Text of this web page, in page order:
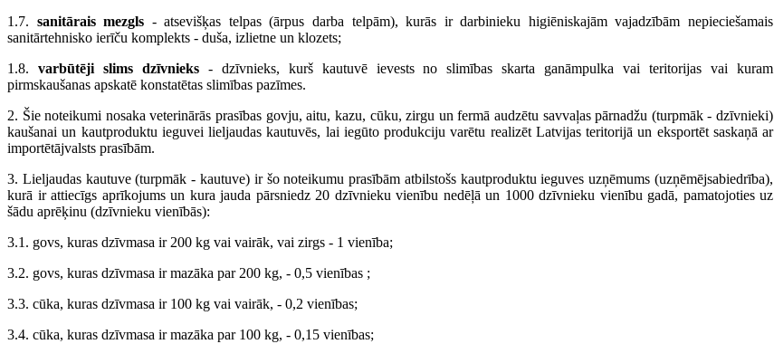
1.7. sanitārais mezgls - atsevišķas telpas (ārpus darba telpām), kurās ir darbinieku higiēniskajām vajadzībām nepieciešamais
sanitārtehnisko ierīču komplekts - duša, izlietne un klozets;
1.8. varbūtēji slims dzīvnieks- dzīvnieks, kurš kautuvē ievests no slimības skarta ganāmpulka vai teritorijas vai kuram
pirmskaušanas apskatē konstatētas slimības pazīmes.
2. Šie noteikumi nosaka veterinārās prasības govju, aitu, kazu, cūku, zirgu un fermā audzētu savvaļas pārnadžu (turpmāk - dzīvnieki)
kaušanai un kautproduktu ieguvei lieljaudas kautuvēs, lai iegūto produkciju varētu realizēt Latvijas teritorijā un eksportēt saskaņā ar
importētājvalsts prasībām.
3. Lieljaudas kautuve (turpmāk - kautuve) ir šo noteikumu prasībām atbilstošs kautproduktu ieguves uzņēmums (uzņēmējsabiedrība),
kurā ir attiecīgs aprīkojums un kura jauda pārsniedz 20 dzīvnieku vienību nedēļā un 1000 dzīvnieku vienību gadā, pamatojoties uz
šādu aprēķinu (dzīvnieku vienībās):
3.1. govs, kuras dzīvmasa ir 200 kg vai vairāk, vai zirgs - 1 vienība;
3.2. govs, kuras dzīvmasa ir mazāka par 200 kg, - 0,5 vienības ;
3.3. cūka, kuras dzīvmasa ir 100 kg vai vairāk, - 0,2 vienības;
3.4. cūka, kuras dzīvmasa ir mazāka par 100 kg, - 0,15 vienības;